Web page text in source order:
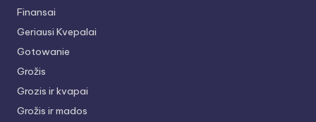
Finansai
Geriausi Kvepalai
Gotowanie
Grožis
Grozis ir kvapai
Grožis ir mados